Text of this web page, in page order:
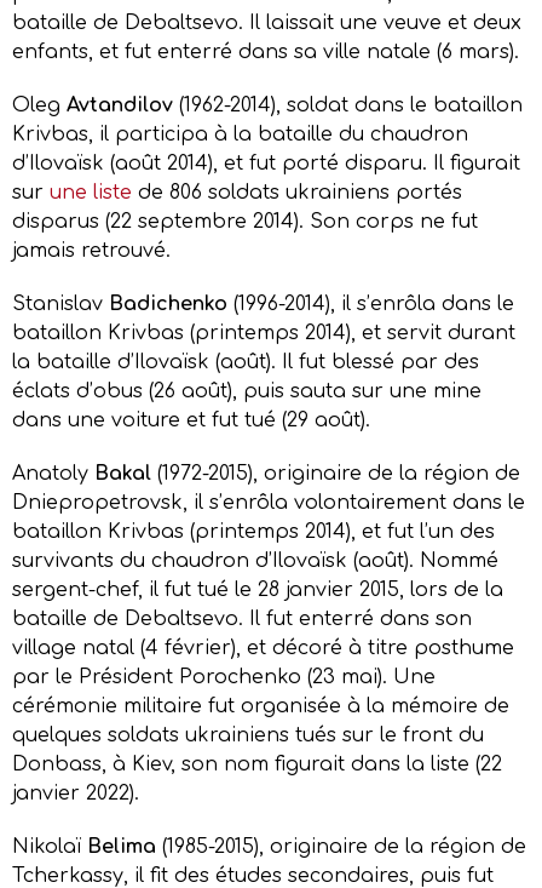
bataille de Debaltsevo. Il laissait une veuve et deux
enfants, et fut enterré dans sa ville natale (6 mars).
Oleg Avtandilov (1962-2014), soldat dans le bataillon
Krivbas, il participa à la bataille du chaudron
d’Ilovaïsk (août 2014), et fut porté disparu. Il figurait
sur une liste de 806 soldats ukrainiens portés
disparus (22 septembre 2014). Son corps ne fut
jamais retrouvé.
Stanislav Badichenko (1996-2014), il s’enrôla dans le
bataillon Krivbas (printemps 2014), et servit durant
la bataille d’Ilovaïsk (août). Il fut blessé par des
éclats d’obus (26 août), puis sauta sur une mine
dans une voiture et fut tué (29 août).
Anatoly Bakal (1972-2015), originaire de la région de
Dniepropetrovsk, il s’enrôla volontairement dans le
bataillon Krivbas (printemps 2014), et fut l’un des
survivants du chaudron d’Ilovaïsk (août). Nommé
sergent-chef, il fut tué le 28 janvier 2015, lors de la
bataille de Debaltsevo. Il fut enterré dans son
village natal (4 février), et décoré à titre posthume
par le Président Porochenko (23 mai). Une
cérémonie militaire fut organisée à la mémoire de
quelques soldats ukrainiens tués sur le front du
Donbass, à Kiev, son nom figurait dans la liste (22
janvier 2022).
Nikolaï Belima (1985-2015), originaire de la région de
Tcherkassy, il fit des études secondaires, puis fut